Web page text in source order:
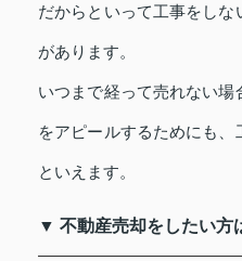
だからといって工事をし
があります。
いつまで経って売れない場
をアピールするためにも
といえます。
▼ 不動産売却をしたい方